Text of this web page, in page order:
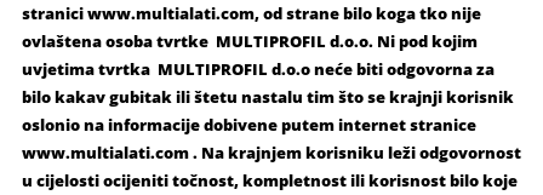
stranici www.multialati.com, od strane bilo koga tko nije
ovlaštena osoba tvrtke MULTIPROFIL d.o.o. Ni pod kojim
uvjetima tvrtka MULTIPROFIL d.o.o neće biti odgovorna za
bilo kakav gubitak ili štetu nastalu tim što se krajnji korisnik
oslonio na informacije dobivene putem internet stranice
www.multialati.com . Na krajnjem korisniku leži odgovornost
u cijelosti ocijeniti točnost, kompletnost ili korisnost bilo koje